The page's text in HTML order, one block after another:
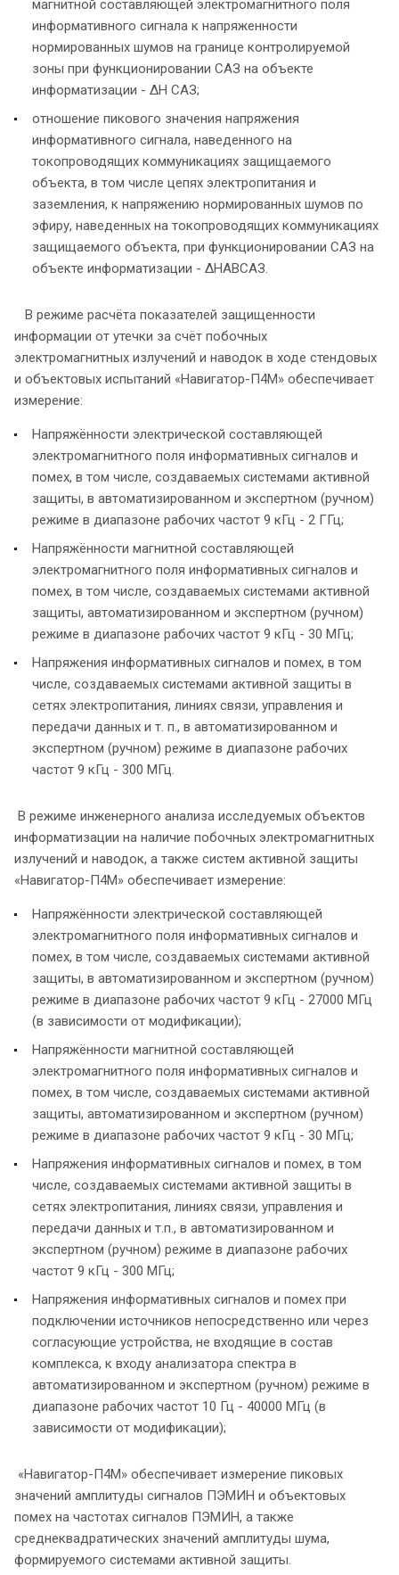
магнитной составляющей электромагнитного поля
информативного сигнала к напряженности
нормированных шумов на границе контролируемой
зоны при функционировании САЗ на объекте
информатизации - ΔН САЗ;
отношение пикового значения напряжения
информативного сигнала, наведенного на
токопроводящих коммуникациях защищаемого
объекта, в том числе цепях электропитания и
заземления, к напряжению нормированных шумов по
эфиру, наведенных на токопроводящих коммуникациях
защищаемого объекта, при функционировании САЗ на
объекте информатизации - ΔНАВСАЗ.
В режиме расчёта показателей защищенности
информации от утечки за счёт побочных
электромагнитных излучений и наводок в ходе стендовых
и объектовых испытаний «Навигатор-П4М» обеспечивает
измерение:
Напряжённости электрической составляющей
электромагнитного поля информативных сигналов и
помех, в том числе, создаваемых системами активной
защиты, в автоматизированном и экспертном (ручном)
режиме в диапазоне рабочих частот 9 кГц - 2 ГГц;
Напряжённости магнитной составляющей
электромагнитного поля информативных сигналов и
помех, в том числе, создаваемых системами активной
защиты, автоматизированном и экспертном (ручном)
режиме в диапазоне рабочих частот 9 кГц - 30 МГц;
Напряжения информативных сигналов и помех, в том
числе, создаваемых системами активной защиты в
сетях электропитания, линиях связи, управления и
передачи данных и т. п., в автоматизированном и
экспертном (ручном) режиме в диапазоне рабочих
частот 9 кГц - 300 МГц.
В режиме инженерного анализа исследуемых объектов
информатизации на наличие побочных электромагнитных
излучений и наводок, а также систем активной защиты
«Навигатор-П4М» обеспечивает измерение:
Напряжённости электрической составляющей
электромагнитного поля информативных сигналов и
помех, в том числе, создаваемых системами активной
защиты, в автоматизированном и экспертном (ручном)
режиме в диапазоне рабочих частот 9 кГц - 27000 МГц
(в зависимости от модификации);
Напряжённости магнитной составляющей
электромагнитного поля информативных сигналов и
помех, в том числе, создаваемых системами активной
защиты, автоматизированном и экспертном (ручном)
режиме в диапазоне рабочих частот 9 кГц - 30 МГц;
Напряжения информативных сигналов и помех, в том
числе, создаваемых системами активной защиты в
сетях электропитания, линиях связи, управления и
передачи данных и т.п., в автоматизированном и
экспертном (ручном) режиме в диапазоне рабочих
частот 9 кГц - 300 МГц;
Напряжения информативных сигналов и помех при
подключении источников непосредственно или через
согласующие устройства, не входящие в состав
комплекса, к входу анализатора спектра в
автоматизированном и экспертном (ручном) режиме в
диапазоне рабочих частот 10 Гц - 40000 МГц (в
зависимости от модификации);
«Навигатор-П4М» обеспечивает измерение пиковых
значений амплитуды сигналов ПЭМИН и объектовых
помех на частотах сигналов ПЭМИН, а также
среднеквадратических значений амплитуды шума,
формируемого системами активной защиты.